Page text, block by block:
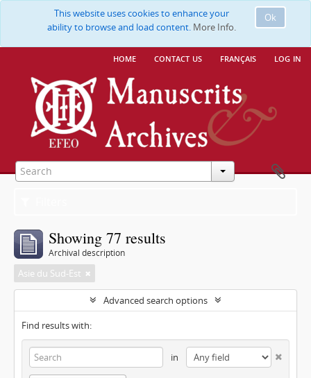
Ok
This website uses cookies to enhance your
ability to browse and load content. More Info.
home contact us français log in
Showing 77 results
Archival description
Asie du Sud-Est
Advanced search options
Find results with:
in